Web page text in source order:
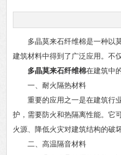
多晶莫来石纤维棉是一种以莫
建筑材料中得到了广泛应用。不
多晶莫来石纤维棉在建筑中
一、耐火隔热材料
重要的应用之一是在建筑行业
护，需要防火和热隔离性能。它
火源、降低火灾对建筑结构的破
二、高温隔音材料